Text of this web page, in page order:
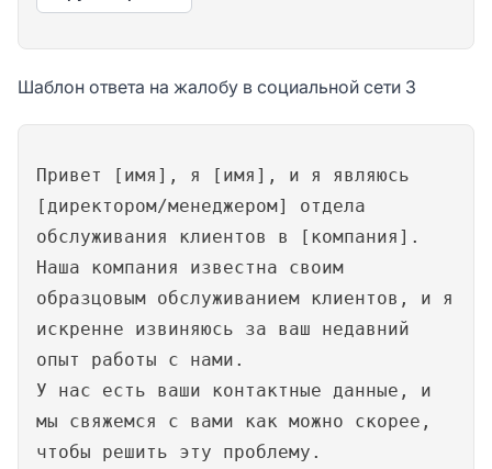
Шаблон ответа на жалобу в социальной сети 3
Привет [имя], я [имя], и я являюсь
[директором/менеджером] отдела
обслуживания клиентов в [компания].
Наша компания известна своим
образцовым обслуживанием клиентов, и я
искренне извиняюсь за ваш недавний
опыт работы с нами.
У нас есть ваши контактные данные, и
мы свяжемся с вами как можно скорее,
чтобы решить эту проблему.